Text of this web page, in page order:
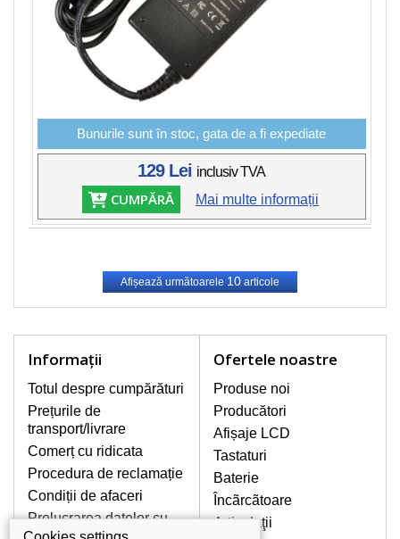
Bunurile sunt în stoc, gata de a fi expediate
129 Lei inclusiv TVA
CUMPĂRĂ Mai multe informații
Afișează următoarele10articole
Informaţii
Totul despre cumpărături
Prețurile de
transport/livrare
Comerț cu ridicata
Procedura de reclamație
Condiții de afaceri
Prelucrarea datelor cu
Ofertele noastre
Produse noi
Producători
Afișaje LCD
Tastaturi
Baterie
Încãrcãtoare
Articulaţii